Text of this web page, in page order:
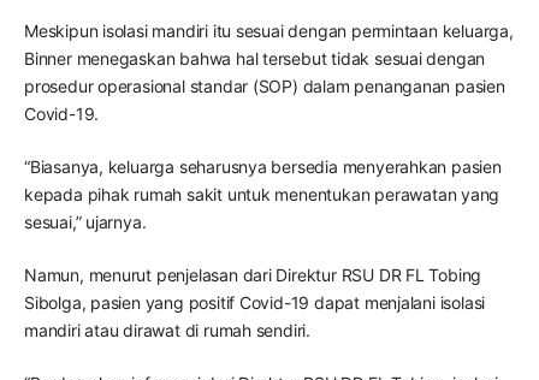
Meskipun isolasi mandiri itu sesuai dengan permintaan keluarga,
Binner menegaskan bahwa hal tersebut tidak sesuai dengan
prosedur operasional standar (SOP) dalam penanganan pasien
Covid-19.
“Biasanya, keluarga seharusnya bersedia menyerahkan pasien
kepada pihak rumah sakit untuk menentukan perawatan yang
sesuai,” ujarnya.
Namun, menurut penjelasan dari Direktur RSU DR FL Tobing
Sibolga, pasien yang positif Covid-19 dapat menjalani isolasi
mandiri atau dirawat di rumah sendiri.